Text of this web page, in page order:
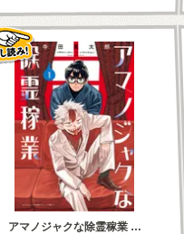
アマノジャクな除霊稼業 …